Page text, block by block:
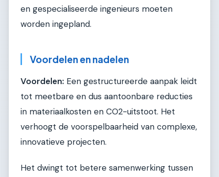
en gespecialiseerde ingenieurs moeten
worden ingepland.
Voordelen en nadelen
Voordelen: Een gestructureerde aanpak leidt
tot meetbare en dus aantoonbare reducties
in materiaalkosten en CO2-uitstoot. Het
verhoogt de voorspelbaarheid van complexe,
innovatieve projecten.
Het dwingt tot betere samenwerking tussen